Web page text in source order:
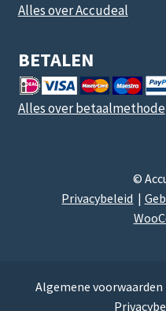
Alles over Accudeal
BETALEN
Alles over betaalmethode
©
Privacybeleid
Algemene voorwaarden